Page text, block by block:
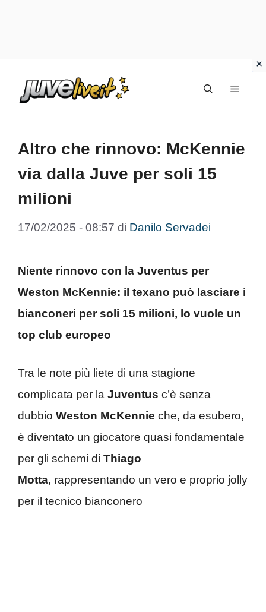
Menu
Altro che rinnovo: McKennie
via dalla Juve per soli 15
milioni
17/02/2025 - 08:57 di Danilo Servadei
Niente rinnovo con la Juventus per
Weston McKennie: il texano può lasciare i
bianconeri per soli 15 milioni, lo vuole un
top club europeo
Tra le note più liete di una stagione
complicata per la Juventus c’è senza
dubbio Weston McKennie che, da esubero,
è diventato un giocatore quasi fondamentale
per gli schemi di Thiago
Motta, rappresentando un vero e proprio jolly
per il tecnico bianconero